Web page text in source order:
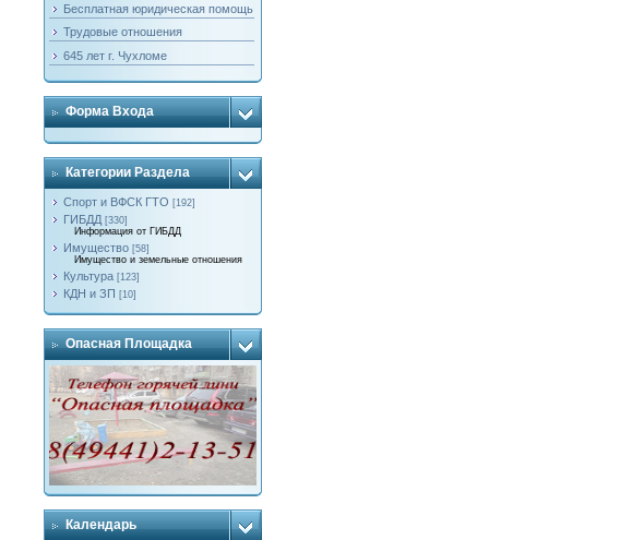
Бесплатная юридическая помощь
Трудовые отношения
645 лет г. Чухломе
Форма Входа
Категории Раздела
Спорт и ВФСК ГТО [192]
ГИБДД [330]
Информация от ГИБДД
Имущество [58]
Имущество и земельные отношения
Культура [123]
КДН и ЗП [10]
Опасная Площадка
Календарь